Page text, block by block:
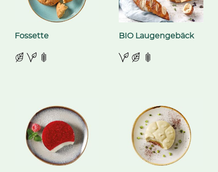
Fossette BIO Laugengebäck